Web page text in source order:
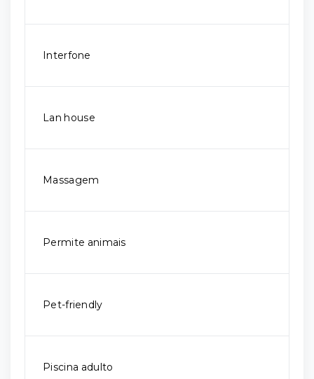
Interfone
Lan house
Massagem
Permite animais
Pet-friendly
Piscina adulto